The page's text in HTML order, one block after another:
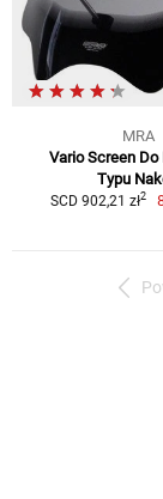
MRA
Vario Screen
Typu
SCD 902,21 zł2